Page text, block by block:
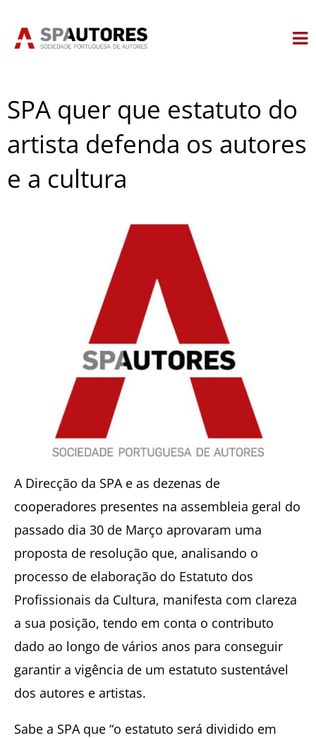
SPA quer que estatuto do
artista defenda os autores
e a cultura
A Direcção da SPA e as dezenas de
cooperadores presentes na assembleia geral do
passado dia 30 de Março aprovaram uma
proposta de resolução que, analisando o
processo de elaboração do Estatuto dos
Profissionais da Cultura, manifesta com clareza
a sua posição, tendo em conta o contributo
dado ao longo de vários anos para conseguir
garantir a vigência de um estatuto sustentável
dos autores e artistas.
Sabe a SPA que “o estatuto será dividido em